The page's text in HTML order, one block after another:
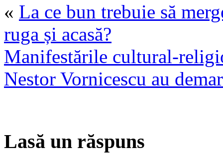
« La ce bun trebuie să
ruga și acasă?
Manifestările cultural-
Nestor Vornicescu au
Lasă un răspuns